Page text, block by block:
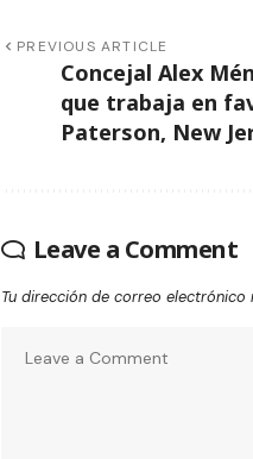
PREVIOUS ARTICLE
Concejal Alex
que trabaja en
Paterson, New
Leave a Comment
Tu dirección de correo electrónico